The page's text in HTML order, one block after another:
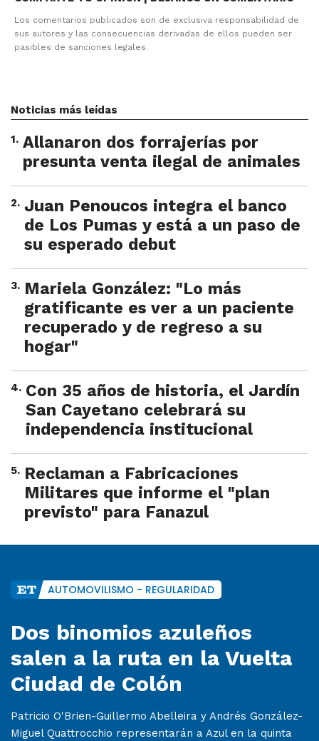
Los comentarios publicados son de exclusiva responsabilidad de
sus autores y las consecuencias derivadas de ellos pueden ser
pasibles de sanciones legales.
Noticias más leídas
1. Allanaron dos forrajerías por
presunta venta ilegal de animales
2. Juan Penoucos integra el banco
de Los Pumas y está a un paso de
su esperado debut
3. Mariela González: "Lo más
gratificante es ver a un paciente
recuperado y de regreso a su
hogar"
4. Con 35 años de historia, el Jardín
San Cayetano celebrará su
independencia institucional
5. Reclaman a Fabricaciones
Militares que informe el "plan
previsto" para Fanazul
AUTOMOVILISMO - REGULARIDAD
Dos binomios azuleños
salen a la ruta en la Vuelta
Ciudad de Colón
Patricio O'Brien-Guillermo Abelleira y Andrés González-
Miguel Quattrocchio representarán a Azul en la quinta